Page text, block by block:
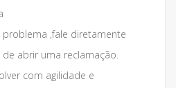
,fale diretamente
abrir uma reclamação.
com agilidade e